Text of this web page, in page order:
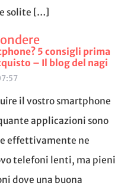
solite […]
5 consigli prima
– Il blog del nagi
il vostro smartphone
applicazioni sono
effettivamente ne
telefoni lenti, ma pieni
dove una buona